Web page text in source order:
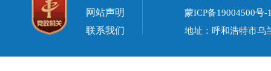
网站声明
联系我们
蒙ICP备19004500号-
地址：呼和浩特市